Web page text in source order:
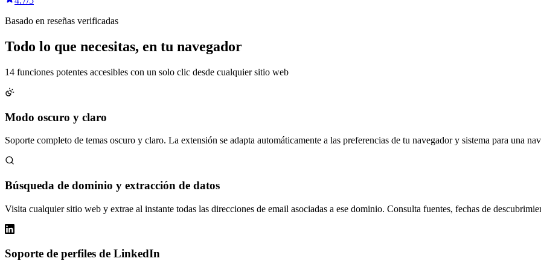
Basado en reseñas verificadas
Todo lo que necesitas, en tu navegador
14 funciones potentes accesibles con un solo clic desde cualquier sitio web
Modo oscuro y claro
Soporte completo de temas oscuro y claro. La extensión se adapta automáticamente a las preferencias de tu navegador y sistema para una
Búsqueda de dominio y extracción de datos
Visita cualquier sitio web y extrae al instante todas las direcciones de email asociadas a ese dominio. Consulta fuentes, fechas de
Soporte de perfiles de LinkedIn